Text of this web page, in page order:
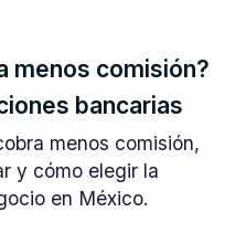
menos comisión?
bancarias
menos comisión,
y cómo elegir la
en México.